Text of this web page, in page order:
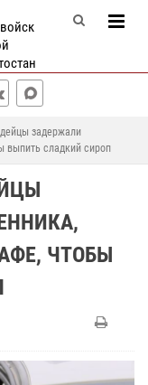
задержали
выпить сладкий сироп
ЧТОБЫ